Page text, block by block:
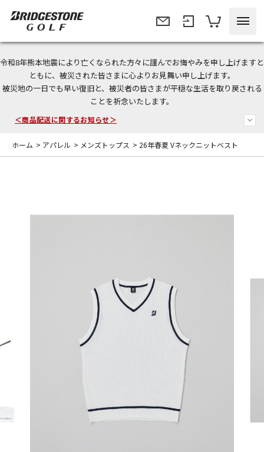
令和8年熊本地震により亡くなられた方々に謹んでお悔やみを申し上げますと
ともに、被災された皆さまに心よりお見舞い申し上げます。
被災地の一日でも早い復旧と、被災者の皆さまが平穏な生活を取り戻される
ことを祈念いたします。
＜夏季休暇中のご注文・発送・お問い合わせ＞
今なら新規会員登録で1,000円OFFクーポンプレゼント！
＜商品配送に関するお知らせ＞
ホーム > アパレル > メンズトップス > 26年春夏 Vネックニットベスト